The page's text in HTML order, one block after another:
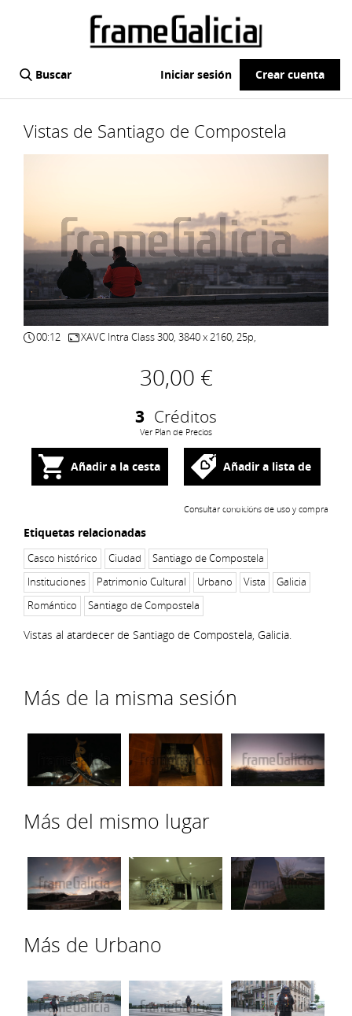
Buscar Iniciar sesión Crear cuenta
Vistas de Santiago de Compostela
00:12 XAVC Intra Class 300, 3840 x 2160, 25p,
30,00 €
3 Créditos
Ver Plan de Precios
Añadir a la cesta Añadir a lista de
deseos
Consultar condicións de uso y compra
Etiquetas relacionadas
Casco histórico Ciudad
Santiago de Compostela
Instituciones
Patrimonio Cultural Urbano Vista
Galicia
Romántico
Santiago de Compostela
Vistas al atardecer de Santiago de Compostela, Galicia.
Más de la misma sesión
Más del mismo lugar
Más de Urbano